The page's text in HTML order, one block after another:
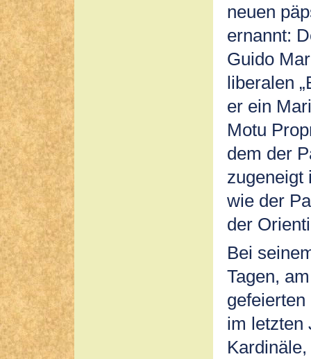
neuen
ernannt:
Guido
liberalen
er ein
Motu
dem der
zugeneigt
wie der
der
Bei
Tagen,
im letzten